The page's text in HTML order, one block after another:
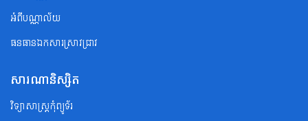
អំពីបណ្ណាល័យ
ធនធានឯកសារស្រាវជ្រាវ
សារណានិស្សិត
វិទ្យាសាស្ត្រកុំព្យូទ័រ